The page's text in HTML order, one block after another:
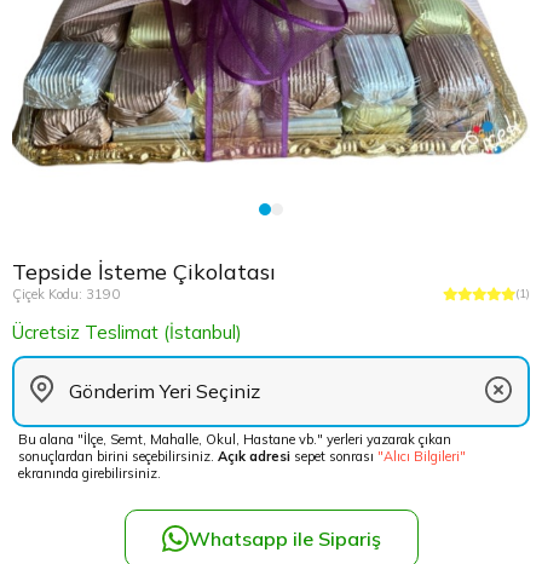
Tepside İsteme Çikolatası
Çiçek Kodu: 3190 (1)
Ücretsiz Teslimat (İstanbul)
Bu alana "İlçe, Semt, Mahalle, Okul, Hastane vb." yerleri yazarak çıkan
sonuçlardan birini seçebilirsiniz. Açık adresi sepet sonrası "Alıcı Bilgileri"
ekranında girebilirsiniz.
Whatsapp ile Sipariş
Düğün
Cenaze
Fuar
Vip
Şans
Çikolata Tepsisi ve Şekerlik
Nişan Masa Süsleme
Avukata Çiçek
Kuru Çiçek
Yapay Ağaçlar
Düğün & Nikah Organizasyon
Tuzla
Beyoğlu
Esenyurt
Fatih